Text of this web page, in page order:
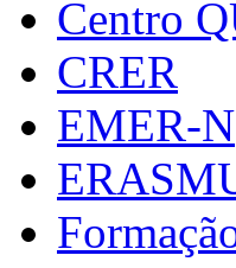
Centro
CRER
EMER-N